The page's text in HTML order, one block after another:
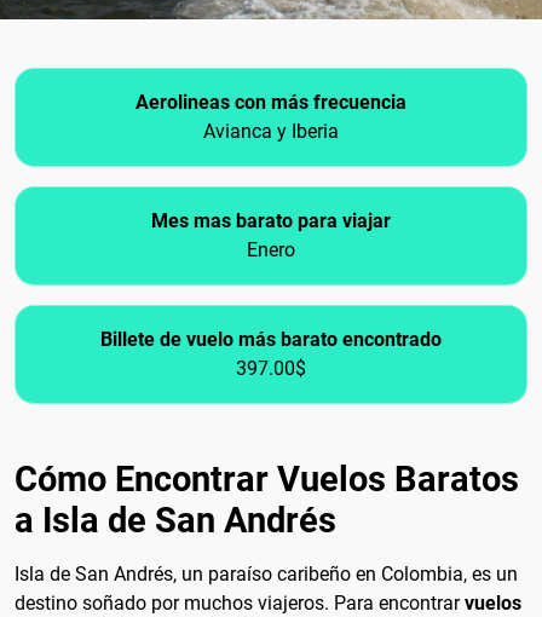
Aerolineas con más frecuencia
Avianca y Iberia
Mes mas barato para viajar
Enero
Billete de vuelo más barato encontrado
397.00$
Cómo Encontrar Vuelos Baratos
a Isla de San Andrés
Isla de San Andrés, un paraíso caribeño en Colombia, es un
destino soñado por muchos viajeros. Para encontrarvuelos